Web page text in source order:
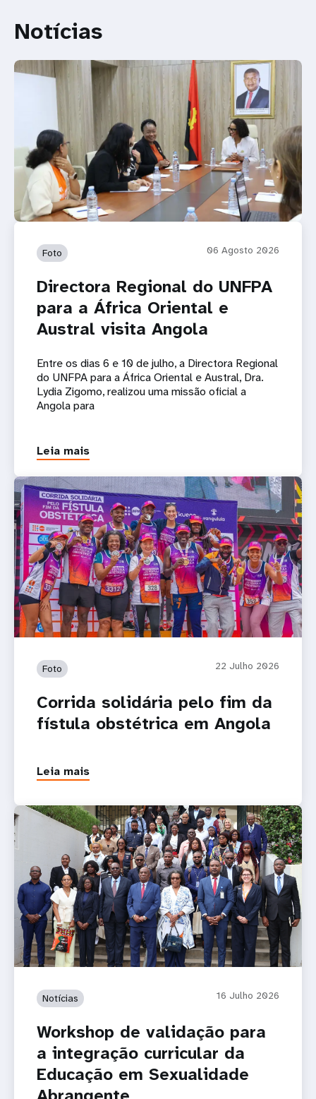
Notícias
Foto 06 Agosto 2026
Directora Regional do UNFPA
para a África Oriental e
Austral visita Angola
Entre os dias 6 e 10 de julho, a Directora Regional
do UNFPA para a África Oriental e Austral, Dra.
Lydia Zigomo, realizou uma missão oficial a
Angola para
Leia mais
Foto 22 Julho 2026
Corrida solidária pelo fim da
fístula obstétrica em Angola
Leia mais
Notícias 16 Julho 2026
Workshop de validação para
a integração curricular da
Educação em Sexualidade